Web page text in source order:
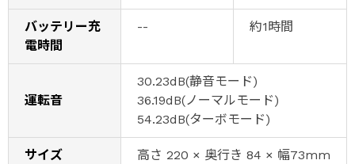
バッテリー充
電時間
-- 約1時間
運転音
30.23dB(静音モード)
36.19dB(ノーマルモード)
54.23dB(ターボモード)
サイズ 高さ 220 × 奥行き 84 × 幅73mm